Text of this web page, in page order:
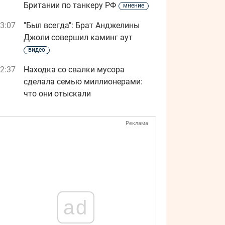
Британии по танкеру РФ мнение
"Был всегда": Брат Анджелины
Джоли совершил каминг аут
видео
Находка со свалки мусора
сделала семью миллионерами:
что они отыскали
Реклама
ad